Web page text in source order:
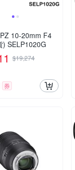
10-20mm F4
) SELP1020G
$19,274
券